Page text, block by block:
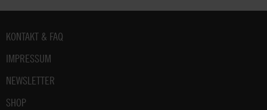
Fußbereich
KONTAKT & FAQ
IMPRESSUM
NEWSLETTER
SHOP